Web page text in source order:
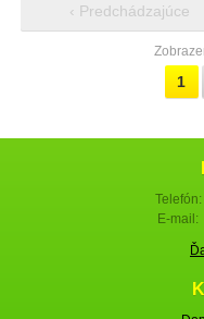
‹ Predchádzajúce
1
Telefón:
E-mail: